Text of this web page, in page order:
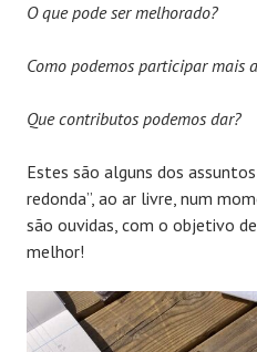
O que pode ser melhorado?
Como podemos participar mais
Que contributos podemos dar?
Estes são alguns dos
redonda”, ao ar livre, num
são ouvidas, com o objetivo
melhor!